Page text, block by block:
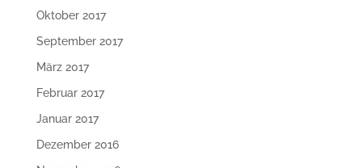
Oktober 2017
September 2017
März 2017
Februar 2017
Januar 2017
Dezember 2016